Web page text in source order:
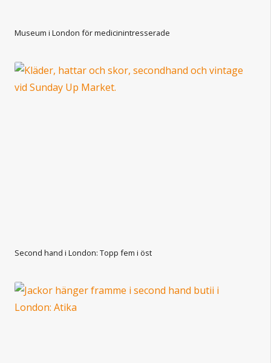
Museum i London för medicinintresserade
Second hand i London: Topp fem i öst